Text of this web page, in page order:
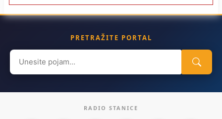
PRETRAŽITE PORTAL
Search
for:
RADIO STANICE